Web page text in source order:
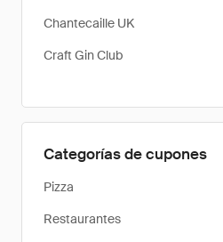
Chantecaille UK
Craft Gin Club
Categorías de cupones
Pizza
Restaurantes